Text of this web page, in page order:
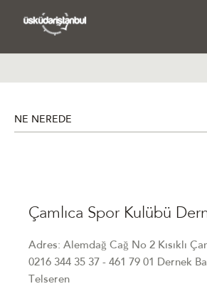
NE NEREDE
Çamlıca Spor Kulübü
Adres: Alemdağ Cağ No 2 Kısıklı
0216 344 35 37 - 461 79 01 Dernek
Telseren